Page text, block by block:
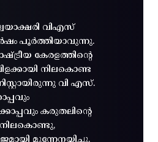
വിഎസ്
പൂർത്തിയാവുന്നു.
കേരളത്തിന്റെ
നിലകൊണ്ട
വി എസ്.
കരുതലിന്റെ
നിലകൊണ്ടു,
മുന്നേനയിച്ചു.